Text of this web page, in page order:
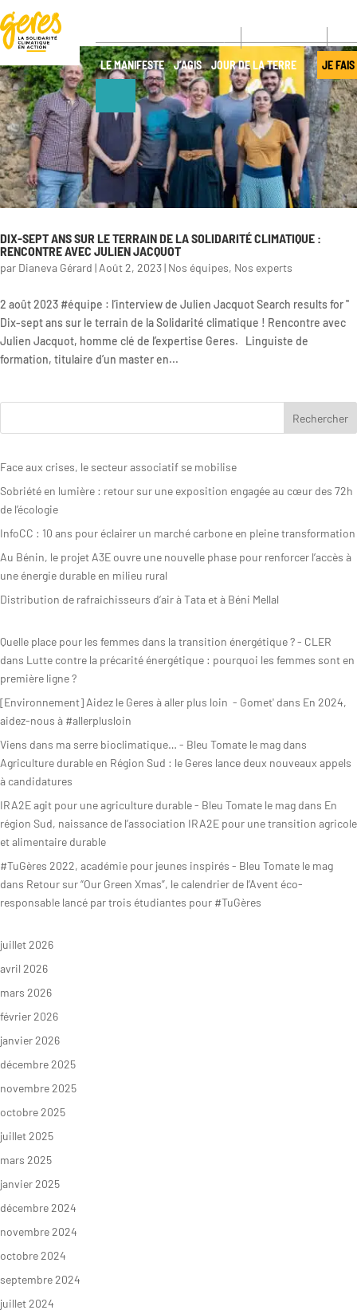
LE MANIFESTE J’AGIS JOUR DE LA TERRE JE FAIS
NOUS
DÉCOUVRIR
Qui sommes-
Gouvernance
Nos
partenaires
Nos réseaux
d’activité
NOS ACTIONS
Pays
d’intervention
Nos projets
expertises
Offres de
services
DIX-SEPT ANS SUR LE TERRAIN DE LA SOLIDARITÉ CLIMATIQUE :
RENCONTRE AVEC JULIEN JACQUOT
par Dianeva Gérard |Août 2, 2023| Nos équipes, Nos experts
2 août 2023 #équipe : l’interview de Julien Jacquot Search results for ''
Dix-sept ans sur le terrain de la Solidarité climatique ! Rencontre avec
Julien Jacquot, homme clé de l’expertise Geres. Linguiste de
formation, titulaire d’un master en...
Face aux crises, le secteur associatif se mobilise
Sobriété en lumière : retour sur une exposition engagée au cœur des 72h
de l’écologie
InfoCC : 10 ans pour éclairer un marché carbone en pleine transformation
Au Bénin, le projet A3E ouvre une nouvelle phase pour renforcer l’accès à
une énergie durable en milieu rural
Distribution de rafraichisseurs d’air à Tata et à Béni Mellal
Quelle place pour les femmes dans la transition énergétique ? - CLER
dans Lutte contre la précarité énergétique : pourquoi les femmes sont en
première ligne ?
[Environnement] Aidez le Geres à aller plus loin - Gomet' dans En 2024,
aidez-nous à #allerplusloin
Viens dans ma serre bioclimatique… - Bleu Tomate le mag dans
Agriculture durable en Région Sud : le Geres lance deux nouveaux appels
à candidatures
IRA2E agit pour une agriculture durable - Bleu Tomate le mag dans En
région Sud, naissance de l’association IRA2E pour une transition agricole
et alimentaire durable
#TuGères 2022, académie pour jeunes inspirés - Bleu Tomate le mag
dans Retour sur “Our Green Xmas”, le calendrier de l’Avent éco-
responsable lancé par trois étudiantes pour #TuGères
juillet 2026
avril 2026
mars 2026
février 2026
janvier 2026
décembre 2025
novembre 2025
octobre 2025
juillet 2025
mars 2025
janvier 2025
décembre 2024
novembre 2024
octobre 2024
septembre 2024
juillet 2024